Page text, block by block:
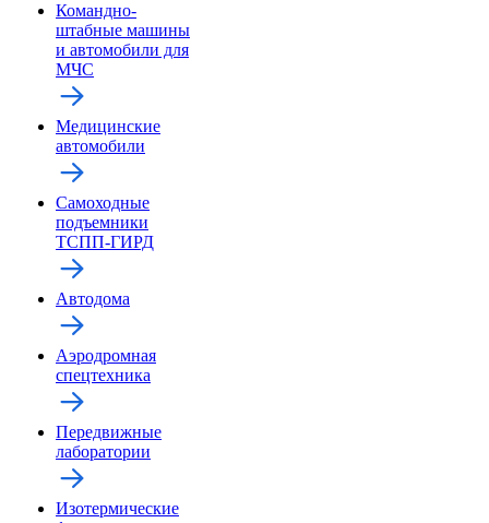
Командно-
штабные машины
и автомобили для
МЧС
Медицинские
автомобили
Самоходные
подъемники
ТСПП-ГИРД
Автодома
Аэродромная
спецтехника
Передвижные
лаборатории
Изотермические